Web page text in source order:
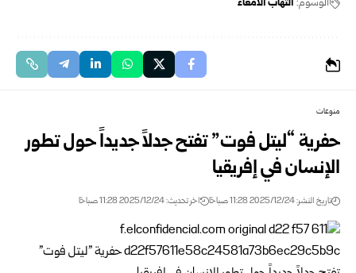
الوسوم: التهاب الأمعاء
منوعات
حفرية “ليتل فوت” تفتح جدلاً جديداً حول تطور
الإنسان في إفريقيا
تاريخ النشر: 2025/12/24 11:28 صباحًا اخر تحديث: 2025/12/24 11:28 صباحًا